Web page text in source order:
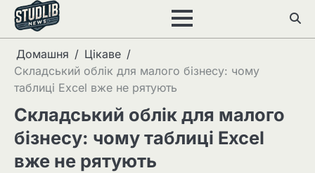
Перейти
вмісту
Домашня
Цікаве
Складський облік для малого бізнесу: чому
таблиці Excel вже не рятують
Складський облік для малого
бізнесу: чому таблиці Excel
вже не рятують